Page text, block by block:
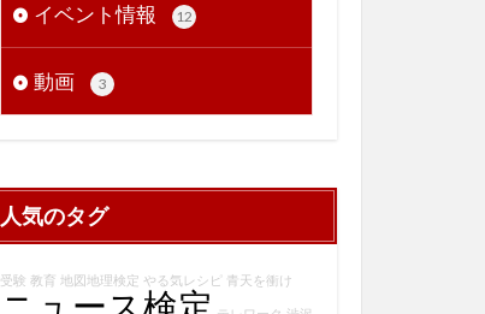
イベント情報 12
動画 3
人気のタグ
受験 教育 地図地理検定 やる気レシピ 青天を衝け
ニュース検定